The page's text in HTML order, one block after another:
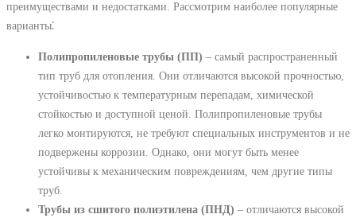
преимуществами и недостатками. Рассмотрим наиболее популярные
варианты⁚
Полипропиленовые трубы (ПП) – самый распространенный
тип труб для отопления. Они отличаются высокой прочностью,
устойчивостью к температурным перепадам, химической
стойкостью и доступной ценой. Полипропиленовые трубы
легко монтируются, не требуют специальных инструментов и не
подвержены коррозии. Однако, они могут быть менее
устойчивы к механическим повреждениям, чем другие типы
труб.
Трубы из сшитого полиэтилена (ПНД) – отличаются высокой